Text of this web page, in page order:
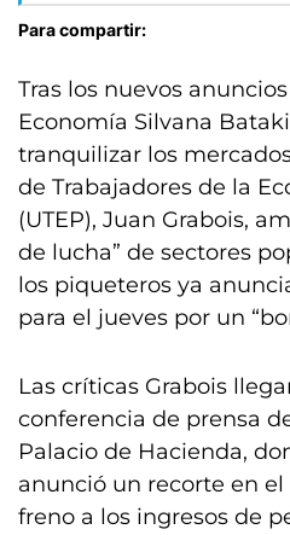
Para compartir:
Tras los nuevos
Economía Silvana
tranquilizar los
de Trabajadores de la
(UTEP), Juan Grabois,
de lucha” de sectores
los piqueteros ya
para el jueves por un
Las críticas Grabois
conferencia de prensa
Palacio de Hacienda,
anunció un recorte en
freno a los ingresos de